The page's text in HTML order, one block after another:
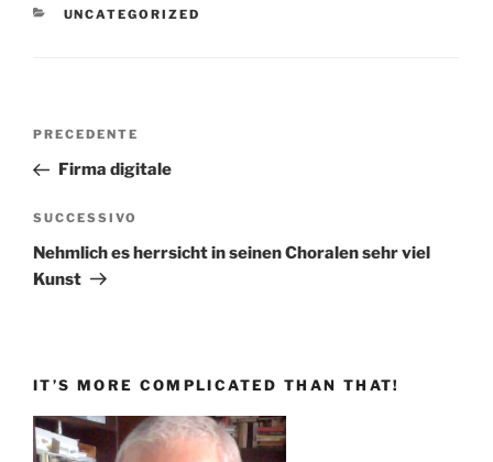
CATEGORIE
UNCATEGORIZED
Navigazione
Articolo
precedente:
PRECEDENTE
Firma digitale
Articolo
successivo
SUCCESSIVO
Nehmlich es herrsicht in seinen Choralen sehr viel
Kunst
IT’S MORE COMPLICATED THAN THAT!